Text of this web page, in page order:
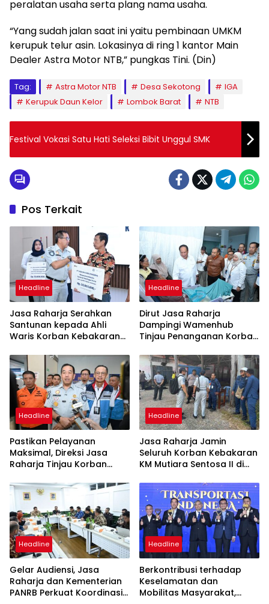
peralatan usaha serta plang nama usaha.
“Yang sudah jalan saat ini yaitu pembinaan UMKM
kerupuk telur asin. Lokasinya di ring 1 kantor Main
Dealer Astra Motor NTB,” pungkas Tini. (Din)
Tag: Astra Motor NTB Desa Sekotong
IGA
Kerupuk Daun Kelor
Lombok Barat NTB
Festival Vokasi Satu Hati Seleksi Bibit Unggul SMK
Pos Terkait
Headline
Jasa Raharja Serahkan
Santunan kepada Ahli
Waris Korban Kebakaran
Headline
Dirut Jasa Raharja
Dampingi Wamenhub
Tinjau Penanganan Korban
PHC Surabaya
Headline
Pastikan Pelayanan
Maksimal, Direksi Jasa
Raharja Tinjau Korban
Sentosa II
Headline
Jasa Raharja Jamin
Seluruh Korban Kebakaran
KM Mutiara Sentosa II di
Headline
Gelar Audiensi, Jasa
Raharja dan Kementerian
PANRB Perkuat Koordinasi
Headline
Berkontribusi terhadap
Keselamatan dan
Mobilitas Masyarakat,